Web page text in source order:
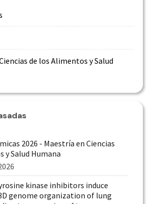
de los Alimentos y Salud
2026 - Maestría en Ciencias
y Salud Humana
kinase inhibitors induce
genome organization of lung